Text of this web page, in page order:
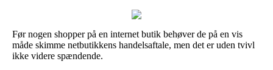
Før nogen shopper på en internet butik behøver de på en vis
måde skimme netbutikkens handelsaftale, men det er uden tvivl
ikke videre spændende.